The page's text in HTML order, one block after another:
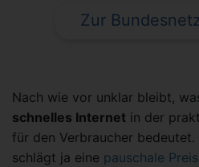
Zur
Nach wie vor unklar bleibt,
schnelles Internet in der
für den Verbraucher
schlägt ja eine pauschale